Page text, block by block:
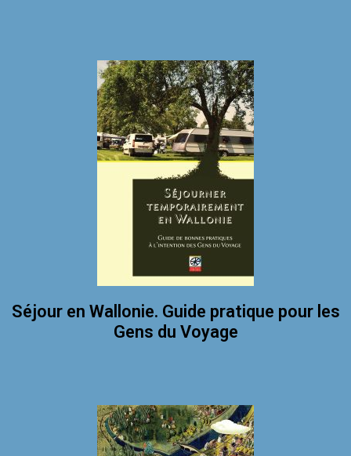
Séjour en Wallonie. Guide pratique pour les
Gens du Voyage